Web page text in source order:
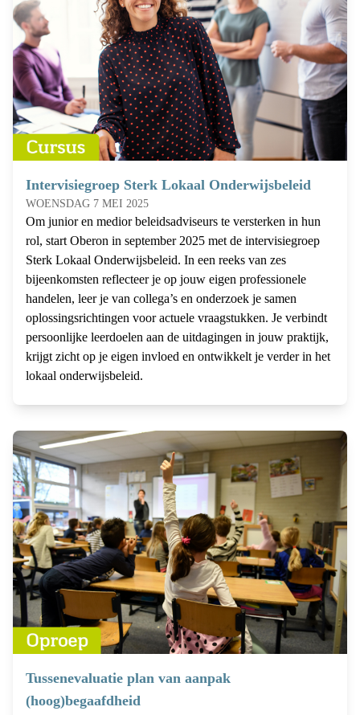
Intervisiegroep Sterk Lokaal Onderwijsbeleid
WOENSDAG 7 MEI 2025
Om junior en medior beleidsadviseurs te versterken in hun
rol, start Oberon in september 2025 met de intervisiegroep
Sterk Lokaal Onderwijsbeleid. In een reeks van zes
bijeenkomsten reflecteer je op jouw eigen professionele
handelen, leer je van collega’s en onderzoek je samen
oplossingsrichtingen voor actuele vraagstukken. Je verbindt
persoonlijke leerdoelen aan de uitdagingen in jouw praktijk,
krijgt zicht op je eigen invloed en ontwikkelt je verder in het
lokaal onderwijsbeleid.
Tussenevaluatie plan van aanpak
(hoog)begaafdheid